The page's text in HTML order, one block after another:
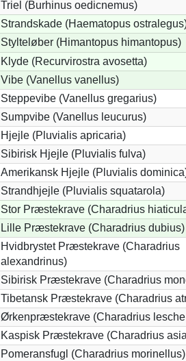
Triel (Burhinus oedicnemus)
Strandskade (Haematopus
Stylteløber (Himantopus himantopus)
Klyde (Recurvirostra avosetta)
Vibe (Vanellus vanellus)
Steppevibe (Vanellus gregarius)
Sumpvibe (Vanellus leucurus)
Hjejle (Pluvialis apricaria)
Sibirisk Hjejle (Pluvialis fulva)
Amerikansk Hjejle (Pluvialis
Strandhjejle (Pluvialis squatarola)
Stor Præstekrave (Charadrius
Lille Præstekrave (Charadrius dubius)
Hvidbrystet Præstekrave (Charadrius
alexandrinus)
Sibirisk Præstekrave (Charadrius
Tibetansk Præstekrave (Charadrius
Ørkenpræstekrave (Charadrius
Kaspisk Præstekrave (Charadrius
Pomeransfugl (Charadrius morinellus)